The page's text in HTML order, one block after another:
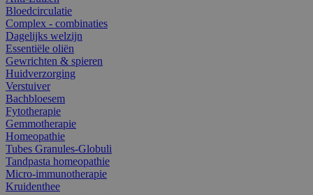
Bloedcirculatie
Complex - combinaties
Dagelijks welzijn
Essentiële oliën
Gewrichten & spieren
Huidverzorging
Verstuiver
Bachbloesem
Fytotherapie
Gemmotherapie
Homeopathie
Tubes Granules-Globuli
Tandpasta homeopathie
Micro-immunotherapie
Kruidenthee